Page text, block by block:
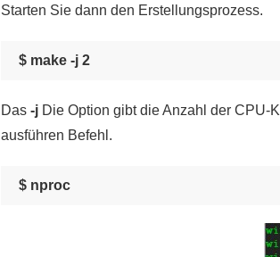
Starten Sie dann den Erstellungsprozess.
$ make -j 2
Das -j Die Option gibt die Anzahl der CPU-
ausführen Befehl.
$ nproc